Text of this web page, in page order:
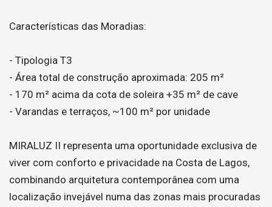
Características das Moradias:
- Tipologia T3
- Área total de construção aproximada: 205 m²
- 170 m² acima da cota de soleira +35 m² de cave
- Varandas e terraços, ~100 m² por unidade
MIRALUZ II representa uma oportunidade exclusiva de
viver com conforto e privacidade na Costa de Lagos,
combinando arquitetura contemporânea com uma
localização invejável numa das zonas mais procuradas